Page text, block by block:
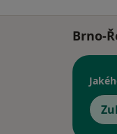
Brno-